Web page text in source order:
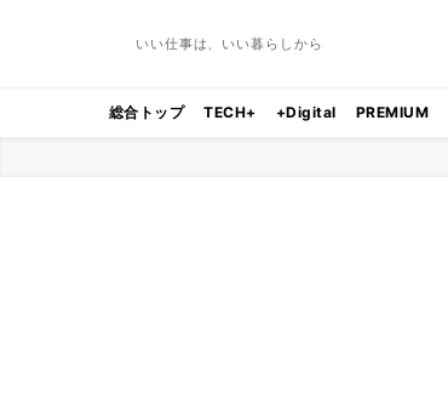
いい仕事は、いい暮らしから
総合トップ TECH+ +Digital PREMIUM